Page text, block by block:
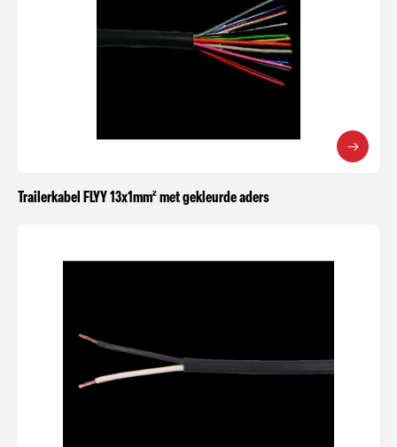
Trailerkabel FLYY 13x1mm² met gekleurde aders